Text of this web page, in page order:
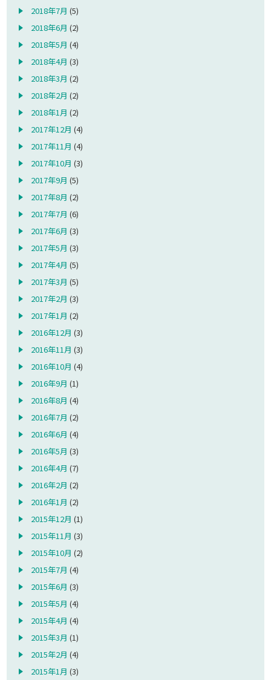
2018年7月 (5)
2018年6月 (2)
2018年5月 (4)
2018年4月 (3)
2018年3月 (2)
2018年2月 (2)
2018年1月 (2)
2017年12月 (4)
2017年11月 (4)
2017年10月 (3)
2017年9月 (5)
2017年8月 (2)
2017年7月 (6)
2017年6月 (3)
2017年5月 (3)
2017年4月 (5)
2017年3月 (5)
2017年2月 (3)
2017年1月 (2)
2016年12月 (3)
2016年11月 (3)
2016年10月 (4)
2016年9月 (1)
2016年8月 (4)
2016年7月 (2)
2016年6月 (4)
2016年5月 (3)
2016年4月 (7)
2016年2月 (2)
2016年1月 (2)
2015年12月 (1)
2015年11月 (3)
2015年10月 (2)
2015年7月 (4)
2015年6月 (3)
2015年5月 (4)
2015年4月 (4)
2015年3月 (1)
2015年2月 (4)
2015年1月 (3)